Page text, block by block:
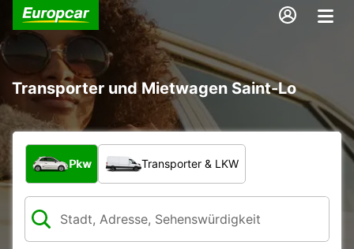
Transporter und Mietwagen Saint-Lo
Welche Art von Fahrzeug?
Pkw Transporter & LKW